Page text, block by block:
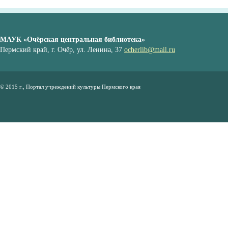
МАУК «Очёрская центральная библиотека»
Пермский край, г. Очёр, ул. Ленина, 37 ocherlib@mail.ru
© 2015 г., Портал учреждений культуры Пермского края